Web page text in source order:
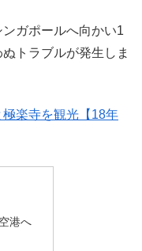
ガポールへ向かい1
トラブルが発生しま
楽寺を観光【18年
港へ